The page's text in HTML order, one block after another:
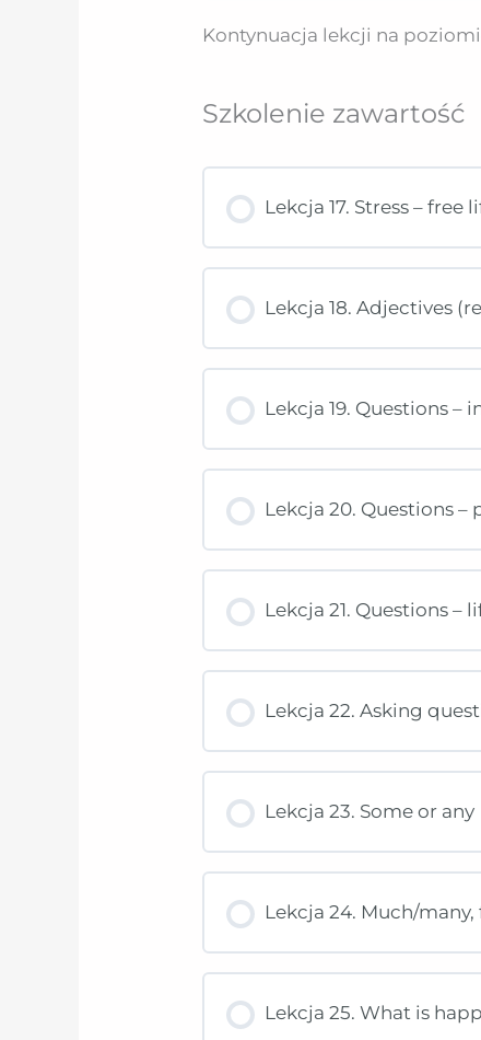
Kontynuacja lekcji na
Szkolenie zawartość
Lekcja 17. Stress –
Lekcja 18. Adjectives
Lekcja 19. Questions –
Lekcja 20. Questions –
Lekcja 21. Questions –
Lekcja 22. Asking
Lekcja 23. Some or any
Lekcja 24. Much/
Lekcja 25. What is